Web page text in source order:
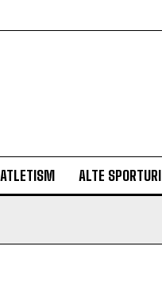
ATLETISM ALTE SPORTURI